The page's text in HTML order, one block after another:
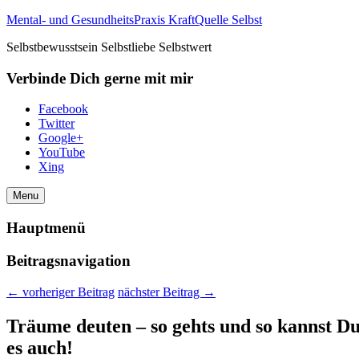
Mental- und GesundheitsPraxis KraftQuelle Selbst
Selbstbewusstsein Selbstliebe Selbstwert
Verbinde Dich gerne mit mir
Facebook
Twitter
Google+
YouTube
Xing
Menu
Hauptmenü
Beitragsnavigation
← vorheriger Beitrag nächster Beitrag →
Träume deuten – so gehts und so kannst
es auch!